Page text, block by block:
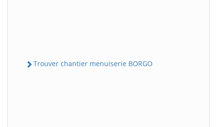
Trouver chantier menuiserie BORGO